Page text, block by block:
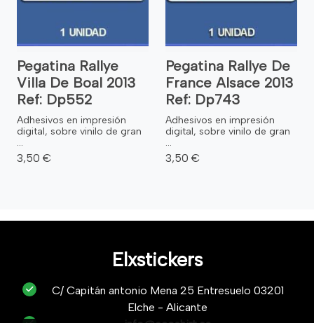
Pegatina Rallye
Villa De Boal 2013
Ref: Dp552
Adhesivos en impresión
digital, sobre vinilo de gran
...
3,50 €
Pegatina Rallye De
France Alsace 2013
Ref: Dp743
Adhesivos en impresión
digital, sobre vinilo de gran
...
3,50 €
Elxstickers
C/ Capitán antonio Mena 25 Entresuelo 03201
Elche - Alicante